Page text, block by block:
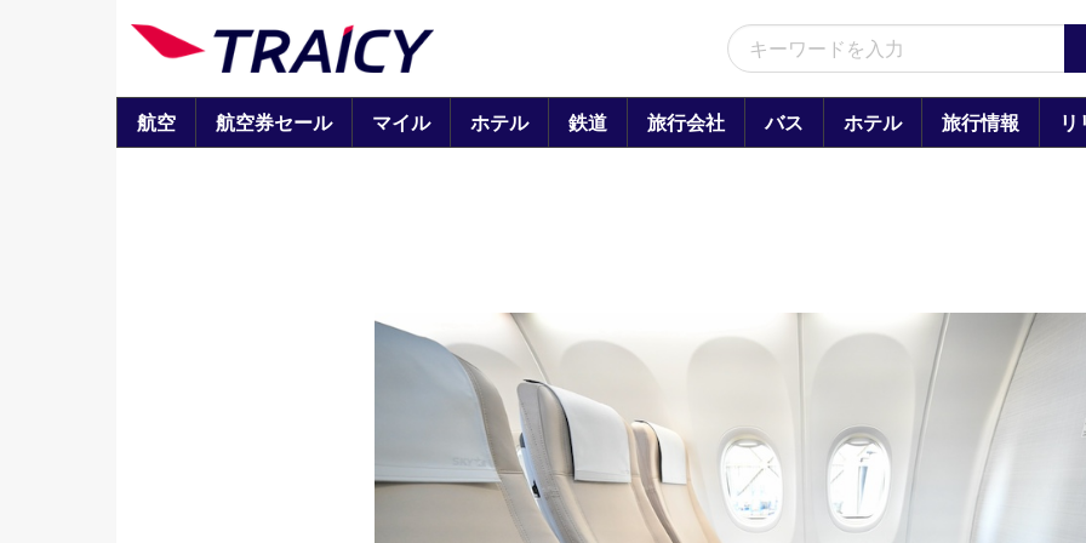
航空 航空券セール マイル ホテル 鉄道 旅行会社 バス ホテル 旅行情報 リ